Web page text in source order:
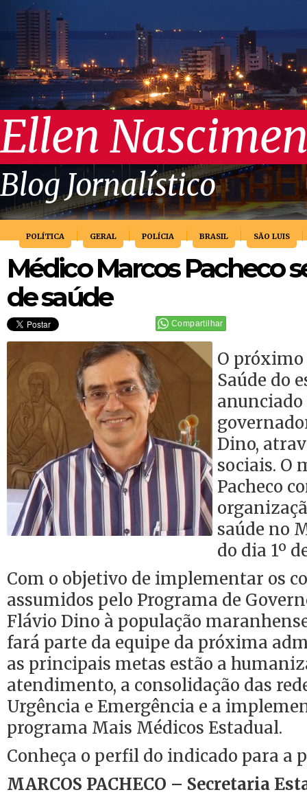
Ellen
Blog Jornalístico
POLÍTICA GERAL POLÍCIA BRASIL SÃO LUIS
Médico Marcos Pacheco
de saúde
Compartilhar
O
Saúde do
anunciado
Dino,
sociais. O
Pacheco
saúde no
do dia 1º
Com o objetivo de implementar os
assumidos pelo Programa de
Flávio Dino à população
fará parte da equipe da próxima
as principais metas estão a
atendimento, a consolidação das
Urgência e Emergência e a
programa Mais Médicos Estadual.
Conheça o perfil do indicado para a
MARCOS PACHECO – Secretaria